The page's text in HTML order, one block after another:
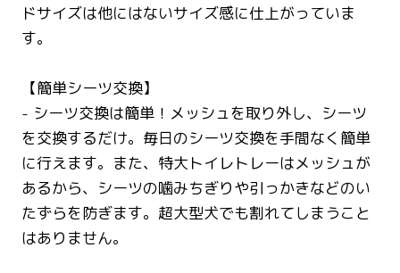
ドサイズは他にはないサイズ感に仕上がっていま
す。
【簡単シーツ交換】
- シーツ交換は簡単！メッシュを取り外し、シーツ
を交換するだけ。毎日のシーツ交換を手間なく簡単
に行えます。また、特大トイレトレーはメッシュが
あるから、シーツの噛みちぎりや引っかきなどのい
たずらを防ぎます。超大型犬でも割れてしまうこと
はありません。